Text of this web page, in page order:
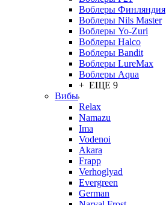
Воблеры Финляндия
Воблеры Nils Master
Воблеры Yo-Zuri
Воблеры Halco
Воблеры Bandit
Воблеры LureMax
Воблеры Aqua
+ ЕЩЕ 9
Вибы
Relax
Namazu
Ima
Vodenoi
Akara
Frapp
Verhoglyad
Evergreen
German